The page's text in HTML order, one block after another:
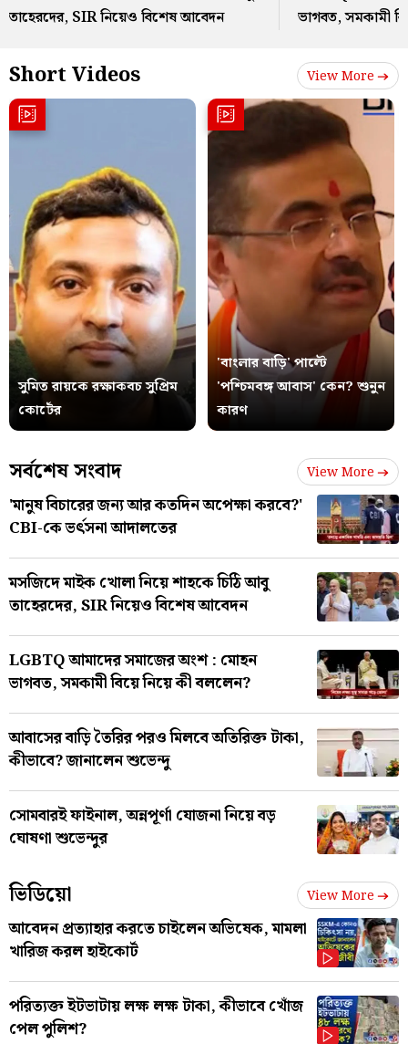
তাহেরদের, SIR নিয়েও বিশেষ আবেদন
ভাগবত, সমকামী
Short Videos View More
সুমিত রায়কে রক্ষাকবচ সুপ্রিম
কোর্টের
'বাংলার বাড়ি' পাল্টে
'পশ্চিমবঙ্গ আবাস' কেন? শুনুন
কারণ
সর্বশেষ সংবাদ View More
'মানুষ বিচারের জন্য আর কতদিন অপেক্ষা করবে?'
CBI-কে ভর্ৎসনা আদালতের
মসজিদে মাইক খোলা নিয়ে শাহকে চিঠি আবু
তাহেরদের, SIR নিয়েও বিশেষ আবেদন
LGBTQ আমাদের সমাজের অংশ : মোহন
ভাগবত, সমকামী বিয়ে নিয়ে কী বললেন?
আবাসের বাড়ি তৈরির পরও মিলবে অতিরিক্ত টাকা,
কীভাবে? জানালেন শুভেন্দু
সোমবারই ফাইনাল, অন্নপূর্ণা যোজনা নিয়ে বড়
ঘোষণা শুভেন্দুর
ভিডিয়ো View More
আবেদন প্রত্যাহার করতে চাইলেন অভিষেক, মামলা
খারিজ করল হাইকোর্ট
পরিত্যক্ত ইটভাটায় লক্ষ লক্ষ টাকা, কীভাবে খোঁজ
পেল পুলিশ?